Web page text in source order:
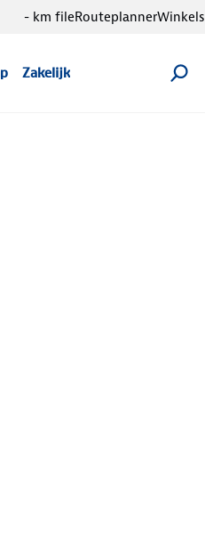
Zakelijk
- km fileRouteplannerWinkels